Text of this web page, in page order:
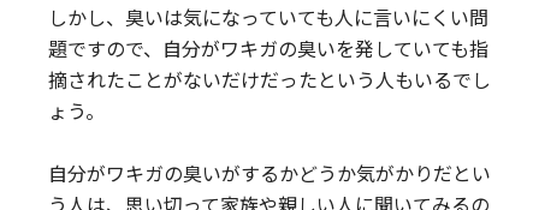
しかし、臭いは気になっていても人に言いにくい問
題ですので、自分がワキガの臭いを発していても指
摘されたことがないだけだったという人もいるでし
ょう。
自分がワキガの臭いがするかどうか気がかりだとい
う人は、思い切って家族や親しい人に聞いてみるの